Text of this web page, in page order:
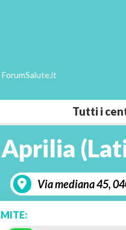
Tutti i
Aprilia
Via mediana 45,